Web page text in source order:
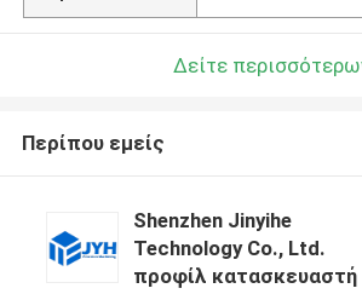
Δείτε
Περίπου εμείς
Shenzhen Jinyihe
Technology Co., Ltd.
προφίλ κατασκευαστή